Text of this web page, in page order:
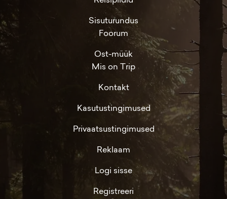
Sisuturundus
Foorum
Ost-müük
Mis on Trip
Kontakt
Kasutustingimused
Privaatsustingimused
Reklaam
Logi sisse
Registreeri